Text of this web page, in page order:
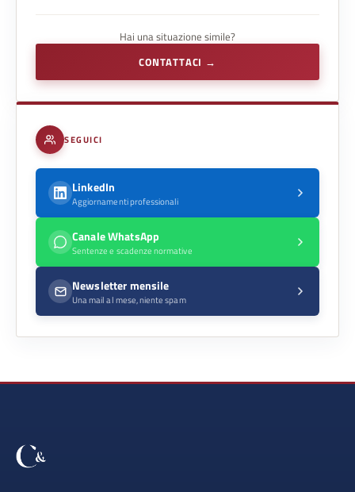
Hai una situazione simile?
CONTATTACI →
SEGUICI
LinkedIn
Aggiornamenti professionali
Canale WhatsApp
Sentenze e scadenze normative
Newsletter mensile
Una mail al mese, niente spam